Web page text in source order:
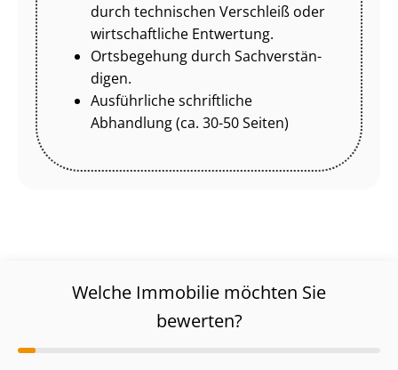
durch technischen Verschleiß oder
wirtschaftliche Entwertung.
Ortsbegehung durch Sach­ver­stän­
di­gen.
Ausführliche schriftliche
Abhandlung (ca. 30-50 Seiten)
Welche Immobilie möchten Sie
bewerten?